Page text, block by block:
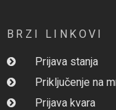
BRZI LINKOVI
Prijava stanja
Priključenje na
Prijava kvara